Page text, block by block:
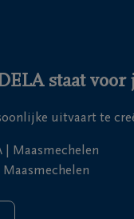
staat voor
uitvaart te
| Maasmechelen
Maasmechelen